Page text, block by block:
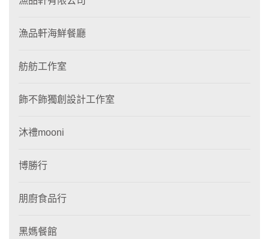
漁品軒海鮮餐廳
舫舫工作室
飾不飾獨創設計工作室
沐禮mooni
博勝行
朋廚食品行
黑媽餐館